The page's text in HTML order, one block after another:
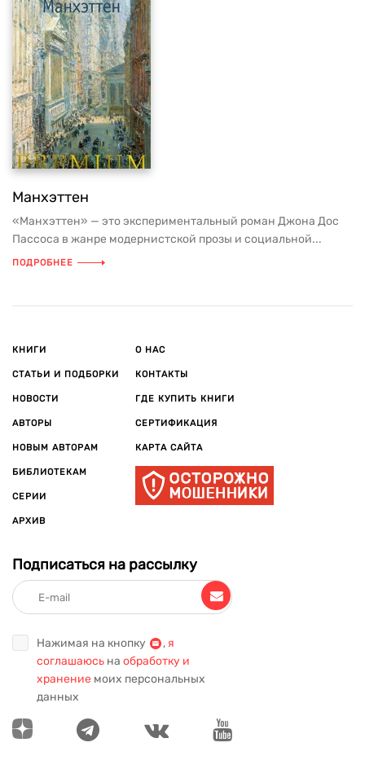
Манхэттен
«Манхэттен» — это экспериментальный роман Джона Дос
Пассоса в жанре модернистской прозы и социальной...
ПОДРОБНЕЕ
КНИГИ
СТАТЬИ И ПОДБОРКИ
НОВОСТИ
АВТОРЫ
НОВЫМ АВТОРАМ
БИБЛИОТЕКАМ
СЕРИИ
АРХИВ
О НАС
КОНТАКТЫ
ГДЕ КУПИТЬ КНИГИ
СЕРТИФИКАЦИЯ
КАРТА САЙТА
Подписаться на рассылку
Нажимая на кнопку , я
соглашаюсь на обработку и
хранение моих персональных
данных